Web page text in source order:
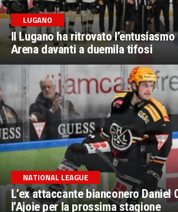
LUGANO
Il Lugano ha ritrovato
Arena davanti a duemila tifosi
NATIONAL LEAGUE
L’ex attaccante bianconero Daniel
l’Ajoie per la prossima stagione